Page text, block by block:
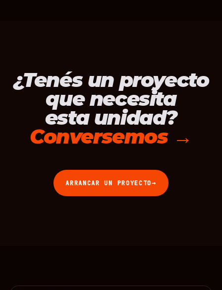
¿Tenés un proyecto
que necesita
esta unidad?
Conversemos →
ARRANCAR UN PROYECTO→